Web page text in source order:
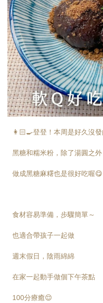
👩🏻‍🍳登登！本周是好久沒
黑糖和糯米粉，除了湯圓之外
做成黑糖麻糬也是很好吃喔😋
食材容易準備，步驟簡單～
也適合帶孩子一起做
週末假日，陰雨綿綿
在家一起動手做個下午茶點
100分療癒😌